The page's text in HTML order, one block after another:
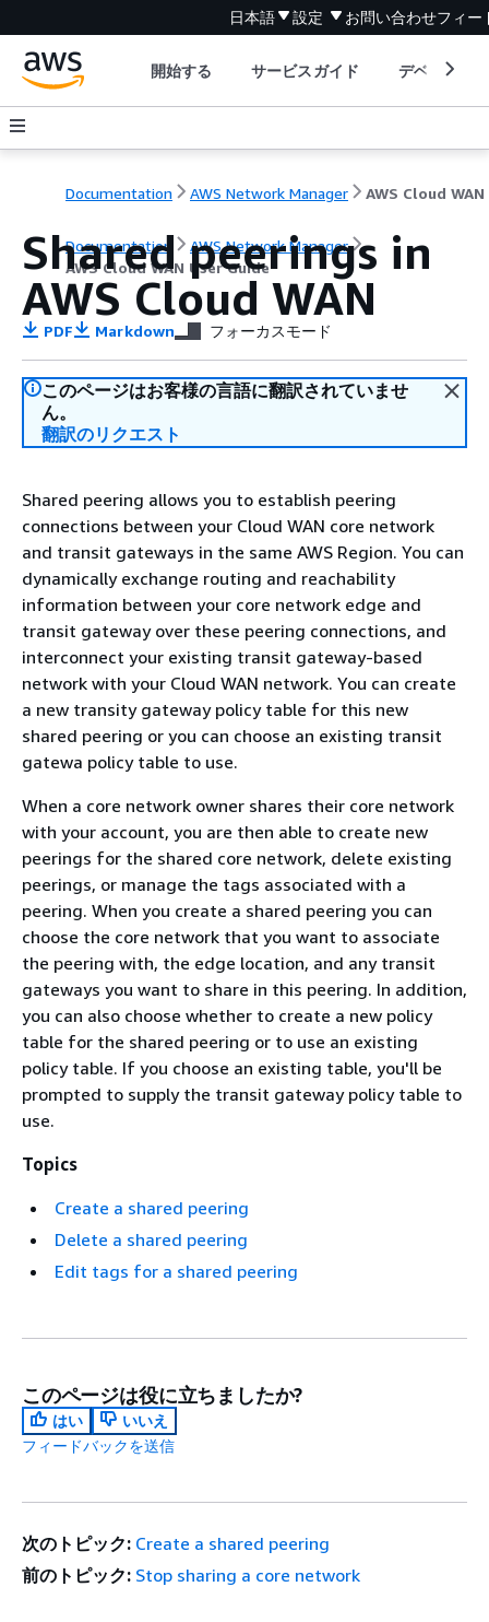
日本語 設定 お問い合わせフィー
開始する サービスガイド デベロッパ
Documentation AWS Network Manager
Documentation
AWS Network Manager
AWS Cloud WAN User Guide
Shared peerings in
AWS Cloud WAN
PDF Markdown フォーカスモード
このページはお客様の言語に翻訳されていませ
ん。
翻訳のリクエスト
Shared peering allows you to establish peering
connections between your Cloud WAN core network
and transit gateways in the same AWS Region. You can
dynamically exchange routing and reachability
information between your core network edge and
transit gateway over these peering connections, and
interconnect your existing transit gateway-based
network with your Cloud WAN network. You can create
a new transity gateway policy table for this new
shared peering or you can choose an existing transit
gatewa policy table to use.
When a core network owner shares their core network
with your account, you are then able to create new
peerings for the shared core network, delete existing
peerings, or manage the tags associated with a
peering. When you create a shared peering you can
choose the core network that you want to associate
the peering with, the edge location, and any transit
gateways you want to share in this peering. In addition,
you can also choose whether to create a new policy
table for the shared peering or to use an existing
policy table. If you choose an existing table, you'll be
prompted to supply the transit gateway policy table to
use.
Topics
Create a shared peering
Delete a shared peering
Edit tags for a shared peering
このページは役に立ちましたか?
はい
いいえ
フィードバックを送信
次のトピック: Create a shared peering
前のトピック: Stop sharing a core network